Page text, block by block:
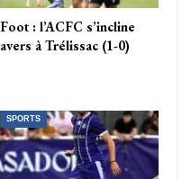
Foot : l’ACFC s’incline
avers à Trélissac (1-0)
SPORTS